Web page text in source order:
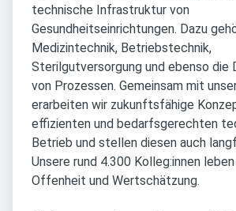
technische Infrastruktur von
Gesundheitseinrichtungen. Dazu
Medizintechnik, Betriebstechnik,
Sterilgutversorgung und ebenso die
von Prozessen. Gemeinsam mit
erarbeiten wir zukunftsfähige
effizienten und bedarfsgerechten
Betrieb und stellen diesen auch
Unsere rund 4.300 Kolleg:innen
Offenheit und Wertschätzung.